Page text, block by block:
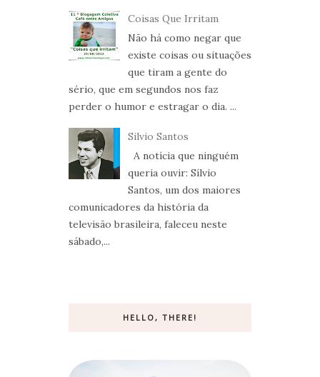
Coisas Que Irritam
Não há como negar que
existe coisas ou situações
que tiram a gente do
sério, que em segundos nos faz
perder o humor e estragar o dia. ...
Silvio Santos
A notícia que ninguém
queria ouvir: Sílvio
Santos, um dos maiores
comunicadores da história da
televisão brasileira, faleceu neste
sábado,...
HELLO, THERE!